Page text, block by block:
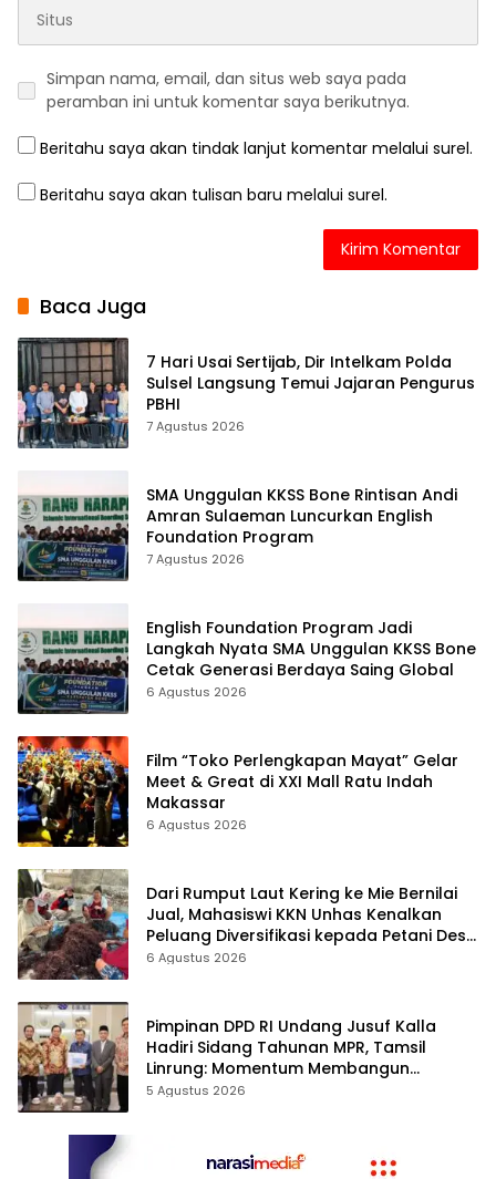
Simpan nama, email, dan situs web saya pada
peramban ini untuk komentar saya berikutnya.
Beritahu saya akan tindak lanjut komentar melalui surel.
Beritahu saya akan tulisan baru melalui surel.
Baca Juga
7 Hari Usai Sertijab, Dir Intelkam Polda
Sulsel Langsung Temui Jajaran Pengurus
PBHI
7 Agustus 2026
SMA Unggulan KKSS Bone Rintisan Andi
Amran Sulaeman Luncurkan English
Foundation Program
7 Agustus 2026
English Foundation Program Jadi
Langkah Nyata SMA Unggulan KKSS Bone
Cetak Generasi Berdaya Saing Global
6 Agustus 2026
Film “Toko Perlengkapan Mayat” Gelar
Meet & Great di XXI Mall Ratu Indah
Makassar
6 Agustus 2026
Dari Rumput Laut Kering ke Mie Bernilai
Jual, Mahasiswi KKN Unhas Kenalkan
Peluang Diversifikasi kepada Petani Desa
Baruga
6 Agustus 2026
Pimpinan DPD RI Undang Jusuf Kalla
Hadiri Sidang Tahunan MPR, Tamsil
Linrung: Momentum Membangun
Solidaritas Kepemimpinan Bangsa
5 Agustus 2026